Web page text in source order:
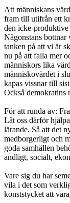
Att människans
fram till utifrån ett
den icke-
Någonstans bottnar
tanken på att vi är
nu på att falla mer
människors lika
människovärdet i
kapas vissnar till
Också demokratins
För att runda av:
Låt oss därför
lärande. Så att det
medborgerligt och
goda samhällen
andligt, socialt,
Vare sig du har
vila i det som
konststycket att